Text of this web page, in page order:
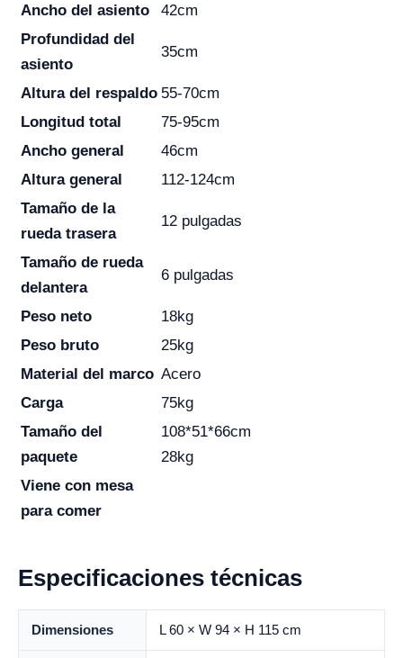
Ancho del asiento
42cm
Profundidad del
asiento
35cm
Altura del respaldo 55-70cm
Longitud total
75-95cm
Ancho general
46cm
Altura general
112-124cm
Tamaño de la
rueda trasera
12 pulgadas
Tamaño de rueda
delantera
6 pulgadas
Peso neto
18kg
Peso bruto
25kg
Material del marco Acero
Carga
75kg
Tamaño del
paquete
108*51*66cm
28kg
Viene con mesa
para comer
Especificaciones técnicas
Dimensiones L 60 × W 94 × H 115 cm